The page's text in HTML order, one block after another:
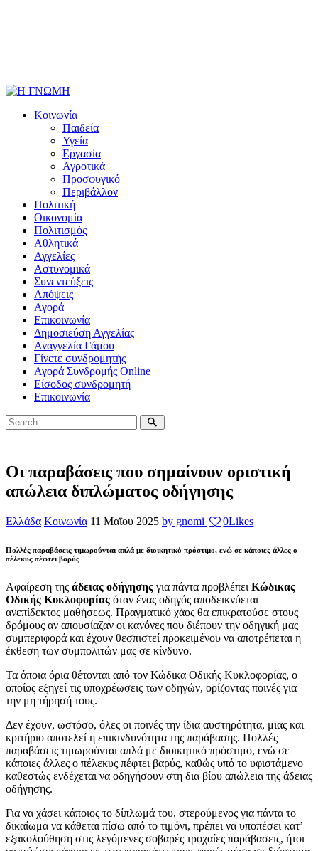
Κοινωνία
Παιδεία
Υγεία
Εργασία
Αγροτικά
Προσφυγικό
Περιβάλλον
Πολιτική
Οικονομία
Πολιτισμός
Αθλητικά
Αγγελίες
Αστυνομικά
Συνεντεύξεις
Απόψεις
Αγορά
Επικοινωνία
Δημοσιεύση Αγγελίας
Αναγγελία Γάμου
Γίνετε συνδρομητής
Αγορά Συνδρομής Online
Είσοδος συνδρομητή
Επικοινωνία
Οι παραβάσεις που σημαίνουν οριστική
απώλεια διπλώματος οδήγησης
Ελλάδα Κοινωνία 11 Μαΐου 2025 by gnomi 0Likes
Πολλές παραβάσεις τιμωρούνται απλά με διοικητικό πρόστιμο, ενώ σε κάποιες άλλες ο
πέλεκυς πέφτει βαρύς
Αφαίρεση της άδειας οδήγησης για πάντα προβλέπει Κώδικας
Οδικής Κυκλοφορίας όταν ένας οδηγός αποδεικνύεται
ανεπίδεκτος μαθήσεως. Πραγματικό χάος θα επικρατούσε στους
δρόμους αν απουσίαζαν οι κανόνες που διέπουν την οδηγική μας
συμπεριφορά και έχουν θεσπιστεί προκειμένου να αποτρέπεται η
έκθεση των συμπολιτών μας σε κίνδυνο.
Τα όποια όρια θέτονται από τον Κώδικα Οδικής Κυκλοφορίας, ο
οποίος εξηγεί τις υποχρέωσεις των οδηγών, ορίζοντας ποινές για
την μη τήρησή τους.
Δεν έχουν, ωστόσο, όλες οι ποινές την ίδια αυστηρότητα, μιας και
κριτήριο αποτελεί η επικινδυνότητα της παράβασης. Πολλές
παραβάσεις τιμωρούνται απλά με διοικητικό πρόστιμο, ενώ σε
κάποιες άλλες ο πέλεκυς πέφτει βαρύς, καθώς υπό το υφιστάμενο
καθεστώς ενδέχεται να οδηγήσουν στη δια βίου απώλεια της άδειας
οδήγησης.
Για να χάσει κάποιος το δίπλωμά του, στερούμενος για πάντα το
δικαίωμα να κάθεται πίσω από το τιμόνι, πρέπει να υποπέσει κατ’
εξακολούθηση στις λεγόμενες σοβαρές τροχαίες παράβασεις, ήτοι